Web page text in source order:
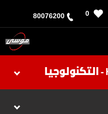
0
80076200